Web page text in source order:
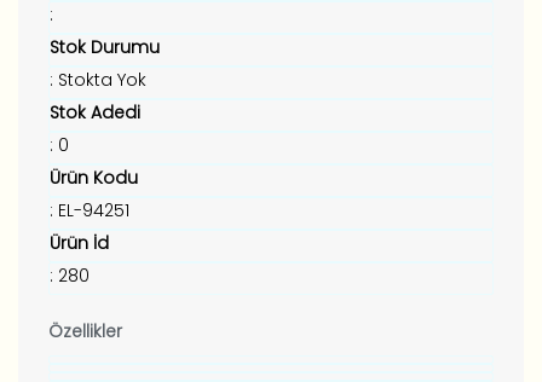
:
Stok Durumu
: Stokta Yok
Stok Adedi
: 0
Ürün Kodu
: EL-94251
Ürün İd
: 280
Özellikler